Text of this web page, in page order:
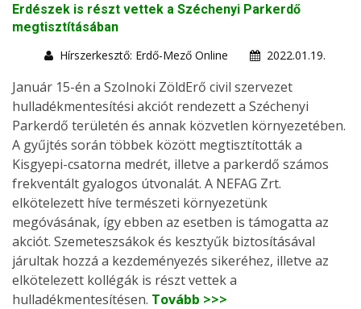
Erdészek is részt vettek a Széchenyi Parkerdő
megtisztításában
Hírszerkesztő: Erdő-Mező Online
2022.01.19.
Január 15-én a Szolnoki ZöldErő civil szervezet
hulladékmentesítési akciót rendezett a Széchenyi
Parkerdő területén és annak közvetlen környezetében.
A gyűjtés során többek között megtisztították a
Kisgyepi-csatorna medrét, illetve a parkerdő számos
frekventált gyalogos útvonalát. A NEFAG Zrt.
elkötelezett híve természeti környezetünk
megóvásának, így ebben az esetben is támogatta az
akciót. Szemeteszsákok és kesztyűk biztosításával
járultak hozzá a kezdeményezés sikeréhez, illetve az
elkötelezett kollégák is részt vettek a
hulladékmentesítésen. Tovább >>>